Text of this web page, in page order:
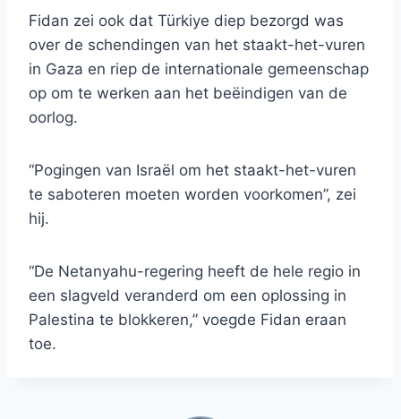
Fidan zei ook dat Türkiye diep bezorgd was
over de schendingen van het staakt-het-vuren
in Gaza en riep de internationale gemeenschap
op om te werken aan het beëindigen van de
oorlog.
“Pogingen van Israël om het staakt-het-vuren
te saboteren moeten worden voorkomen”, zei
hij.
“De Netanyahu-regering heeft de hele regio in
een slagveld veranderd om een ​​oplossing in
Palestina te blokkeren,” voegde Fidan eraan
toe.